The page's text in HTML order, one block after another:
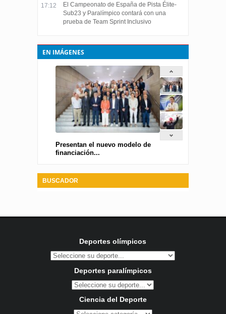
17:12
El Campeonato de España de Pista Élite-
Sub23 y Paralímpico contará con una
prueba de Team Sprint Inclusivo
EN IMÁGENES
Presentan el nuevo modelo de
financiación...
BUSCADOR
Deportes olímpicos
Deportes paralímpicos
Ciencia del Deporte